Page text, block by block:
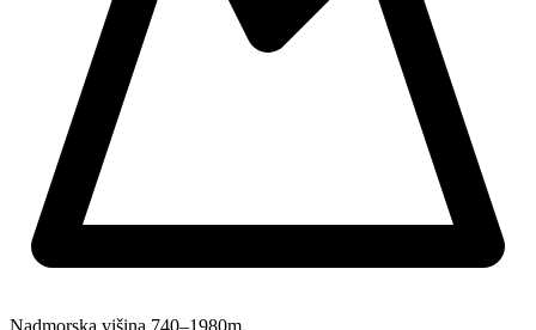
Nadmorska višina 740–1980m